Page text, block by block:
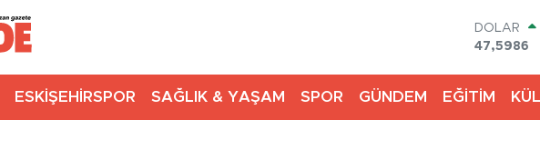
DOLAR
47,5986
STERLİN
64,2438
ESKİŞEHİRSPOR SAĞLIK & YAŞAM SPOR GÜNDEM EĞİTİM